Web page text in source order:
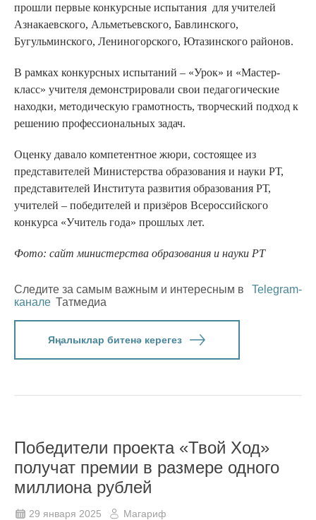
прошли первые конкурсные испытания для учителей
Азнакаевского, Альметьевского, Бавлинского,
Бугульминского, Лениногорского, Ютазинского районов.
В рамках конкурсных испытаний – «Урок» и «Мастер-
класс» учителя демонстрировали свои педагогические
находки, методическую грамотность, творческий подход к
решению профессиональных задач.
Оценку давало компетентное жюри, состоящее из
представителей Министерства образования и науки РТ,
представителей Института развития образования РТ,
учителей – победителей и призёров Всероссийского
конкурса «Учитель года» прошлых лет.
Фото: сайт министерства образования и науки РТ
Следите за самым важным и интересным в
Telegram-
канале Татмедиа
Яңалыклар битенә керегез
Победители проекта «Твой Ход»
получат премии в размере одного
миллиона рублей
29 января 2025 Магариф